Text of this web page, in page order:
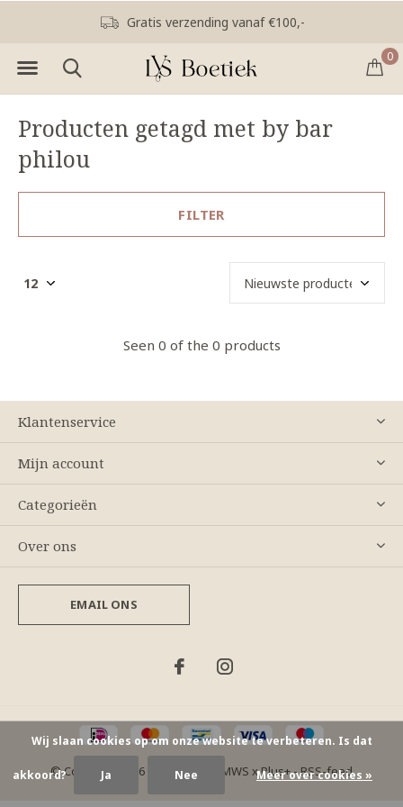
0
Gratis verzending vanaf €100,-
Producten getagd met by bar
philou
FILTER
Seen 0 of the 0 products
Klantenservice
Mijn account
Categorieën
Over ons
EMAIL ONS
© Copyright 2026 - Theme By DMWS xPlus+-RSS-feed
Wij slaan cookies op om onze website te verbeteren. Is dat
akkoord? Ja Nee Meer over cookies »